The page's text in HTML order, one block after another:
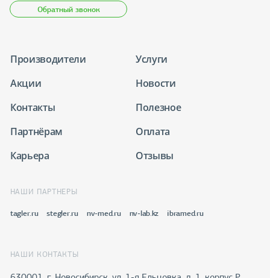
Обратный звонок
Производители
Услуги
Акции
Новости
Контакты
Полезное
Партнёрам
Оплата
Карьера
Отзывы
НАШИ ПАРТНЕРЫ
tagler.ru stegler.ru nv-med.ru nv-lab.kz ibramed.ru
НАШИ КОНТАКТЫ